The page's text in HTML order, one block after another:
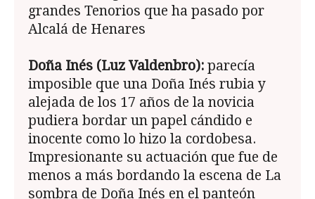
grandes Tenorios que ha pasado por
Alcalá de Henares
Doña Inés (Luz Valdenbro): parecía
imposible que una Doña Inés rubia y
alejada de los 17 años de la novicia
pudiera bordar un papel cándido e
inocente como lo hizo la cordobesa.
Impresionante su actuación que fue de
menos a más bordando la escena de La
sombra de Doña Inés en el panteón